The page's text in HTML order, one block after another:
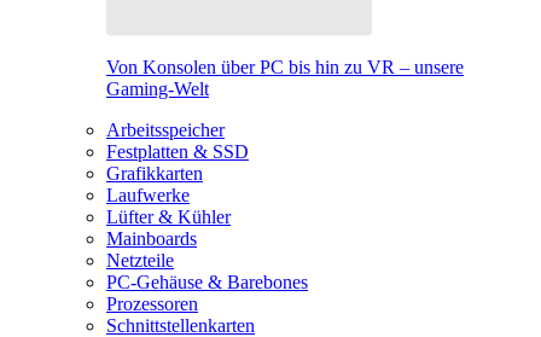
Von Konsolen über PC bis hin zu VR – unsere
Gaming-Welt
Arbeitsspeicher
Festplatten & SSD
Grafikkarten
Laufwerke
Lüfter & Kühler
Mainboards
Netzteile
PC-Gehäuse & Barebones
Prozessoren
Schnittstellenkarten